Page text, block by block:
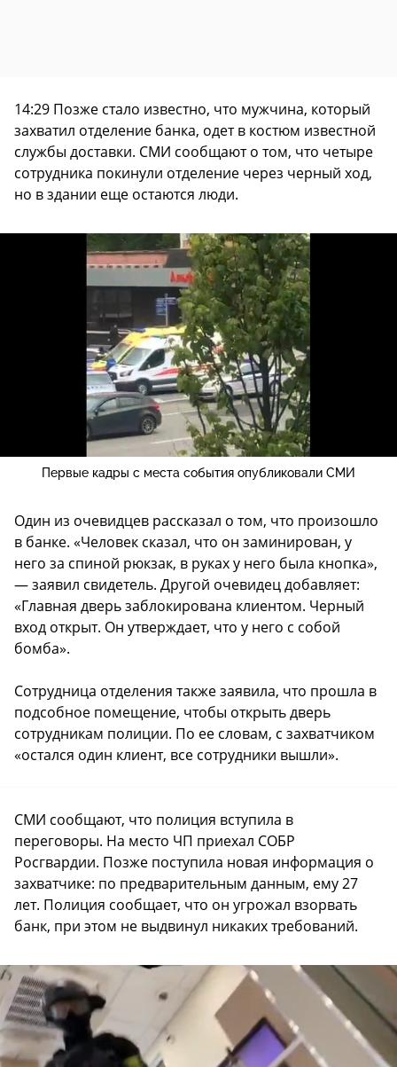
14:29 Позже стало известно, что мужчина, который
захватил отделение банка, одет в костюм известной
службы доставки. СМИ сообщают о том, что четыре
сотрудника покинули отделение через черный ход,
но в здании еще остаются люди.
Первые кадры с места события опубликовали СМИ
Один из очевидцев рассказал о том, что произошло
в банке. «Человек сказал, что он заминирован, у
него за спиной рюкзак, в руках у него была кнопка»,
— заявил свидетель. Другой очевидец добавляет:
«Главная дверь заблокирована клиентом. Черный
вход открыт. Он утверждает, что у него с собой
бомба».
Сотрудница отделения также заявила, что прошла в
подсобное помещение, чтобы открыть дверь
сотрудникам полиции. По ее словам, с захватчиком
«остался один клиент, все сотрудники вышли».
СМИ сообщают, что полиция вступила в
переговоры. На место ЧП приехал СОБР
Росгвардии. Позже поступила новая информация о
захватчике: по предварительным данным, ему 27
лет. Полиция сообщает, что он угрожал взорвать
банк, при этом не выдвинул никаких требований.